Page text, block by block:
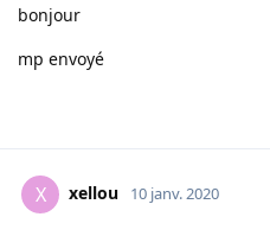
bonjour
mp envoyé
X xellou 10 janv. 2020